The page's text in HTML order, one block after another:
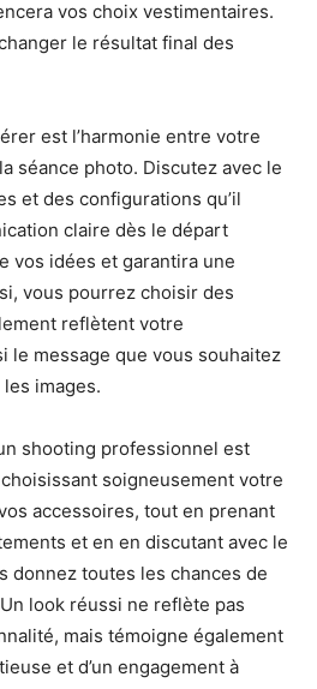
vos choix vestimentaires.
le résultat final des
est l’harmonie entre votre
séance photo. Discutez avec le
et des configurations qu’il
claire dès le départ
vos idées et garantira une
vous pourrez choisir des
reflètent votre
le message que vous souhaitez
images.
shooting professionnel est
soigneusement votre
accessoires, tout en prenant
et en en discutant avec le
donnez toutes les chances de
look réussi ne reflète pas
mais témoigne également
et d’un engagement à